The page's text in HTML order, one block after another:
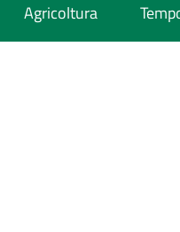
Agricoltura